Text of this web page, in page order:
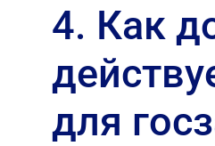
4. Как
для